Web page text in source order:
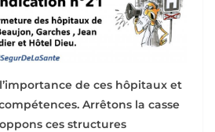
de ces hôpitaux et
Arrêtons la casse
ces structures